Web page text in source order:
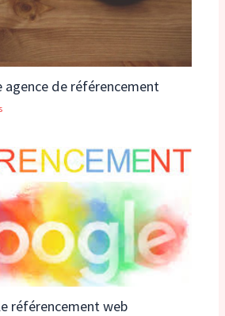
agence de référencement
référencement web